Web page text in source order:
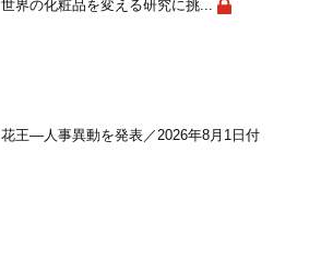
世界の化粧品を変える研究に挑...
花王―人事異動を発表／2026年8月1日付